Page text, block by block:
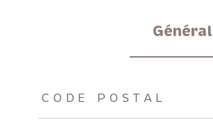
Général
TRAD_ZEPHYR_Caracteristique
CODE POSTAL